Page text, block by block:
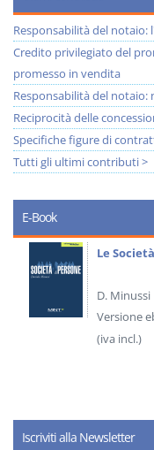
Responsabilità del notaio:
Credito privilegiato del
promesso in vendita
Responsabilità del
Reciprocità delle
Specifiche figure di
Tutti gli ultimi contributi >
E-Book
Le
D. Minussi
Versione
(iva incl.)
Iscriviti alla Newsletter